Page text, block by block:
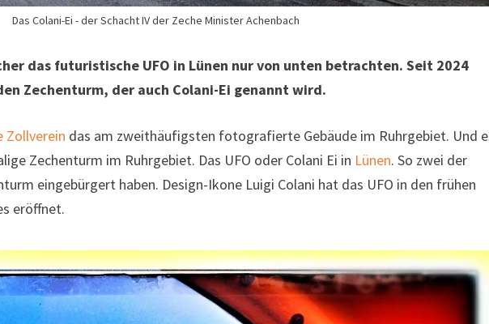
Das Colani-Ei - der Schacht IV der Zeche Minister Achenbach
das futuristische UFO in Lünen nur von unten betrachten. Seit 2024
Zechenturm, der auch Colani-Ei genannt wird.
Zollverein das am zweithäufigsten fotografierte Gebäude im Ruhrgebiet. Und
Zechenturm im Ruhrgebiet. Das UFO oder Colani Ei in Lünen. So zwei der
eingebürgert haben. Design-Ikone Luigi Colani hat das UFO in den frühen
eröffnet.